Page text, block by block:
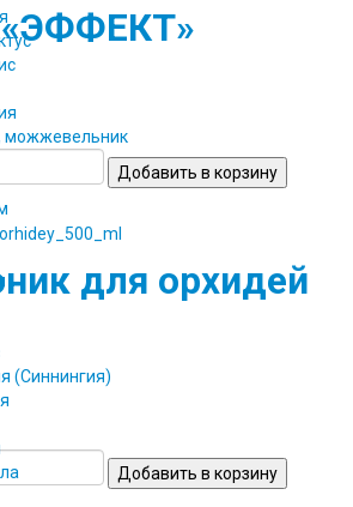
можжевельник
(Синнингия)
«ЭФФЕКТ»
для орхидей